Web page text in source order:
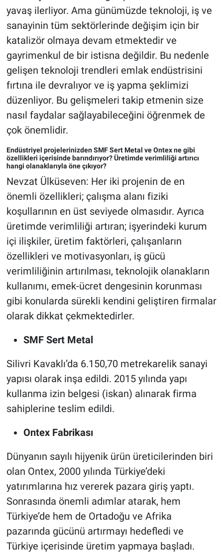
yavaş ilerliyor. Ama günümüzde teknoloji, iş ve
sanayinin tüm sektörlerinde değişim için bir
katalizör olmaya devam etmektedir ve
gayrimenkul de bir istisna değildir. Bu nedenle
gelişen teknoloji trendleri emlak endüstrisini
fırtına ile devralıyor ve iş yapma şeklimizi
düzenliyor. Bu gelişmeleri takip etmenin size
nasıl faydalar sağlayabileceğini öğrenmek de
çok önemlidir.
Endüstriyel projelerinizden SMF Sert Metal ve Ontex ne gibi
özellikleri içerisinde barındırıyor? Üretimde verimliliği artırıcı
hangi olanaklarıyla öne çıkıyor?
Nevzat Ülküseven: Her iki projenin de en
önemli özellikleri; çalışma alanı fiziki
koşullarının en üst seviyede olmasıdır. Ayrıca
üretimde verimliliği artıran; işyerindeki kurum
içi ilişkiler, üretim faktörleri, çalışanların
özellikleri ve motivasyonları, iş gücü
verimliliğinin artırılması, teknolojik olanakların
kullanımı, emek-ücret dengesinin korunması
gibi konularda sürekli kendini geliştiren firmalar
olarak dikkat çekmektedirler.
SMF Sert Metal
Silivri Kavaklı’da 6.150,70 metrekarelik sanayi
yapısı olarak inşa edildi. 2015 yılında yapı
kullanma izin belgesi (iskan) alınarak firma
sahiplerine teslim edildi.
Ontex Fabrikası
Dünyanın sayılı hijyenik ürün üreticilerinden biri
olan Ontex, 2000 yılında Türkiye’deki
yatırımlarına hız vererek pazara giriş yaptı.
Sonrasında önemli adımlar atarak, hem
Türkiye’de hem de Ortadoğu ve Afrika
pazarında gücünü artırmayı hedefledi ve
Türkiye içerisinde üretim yapmaya başladı.